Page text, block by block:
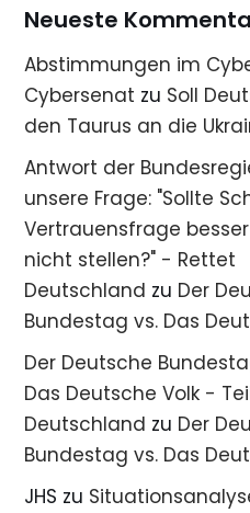
Neueste
Abstimmungen im
Cybersenat zu Soll
den Taurus an die
Antwort der
unsere Frage: "Sollte
Vertrauensfrage
nicht stellen?" - Rettet
Deutschland zu Der
Bundestag vs. Das
Der Deutsche
Das Deutsche Volk -
Deutschland zu Der
Bundestag vs. Das
JHS zu